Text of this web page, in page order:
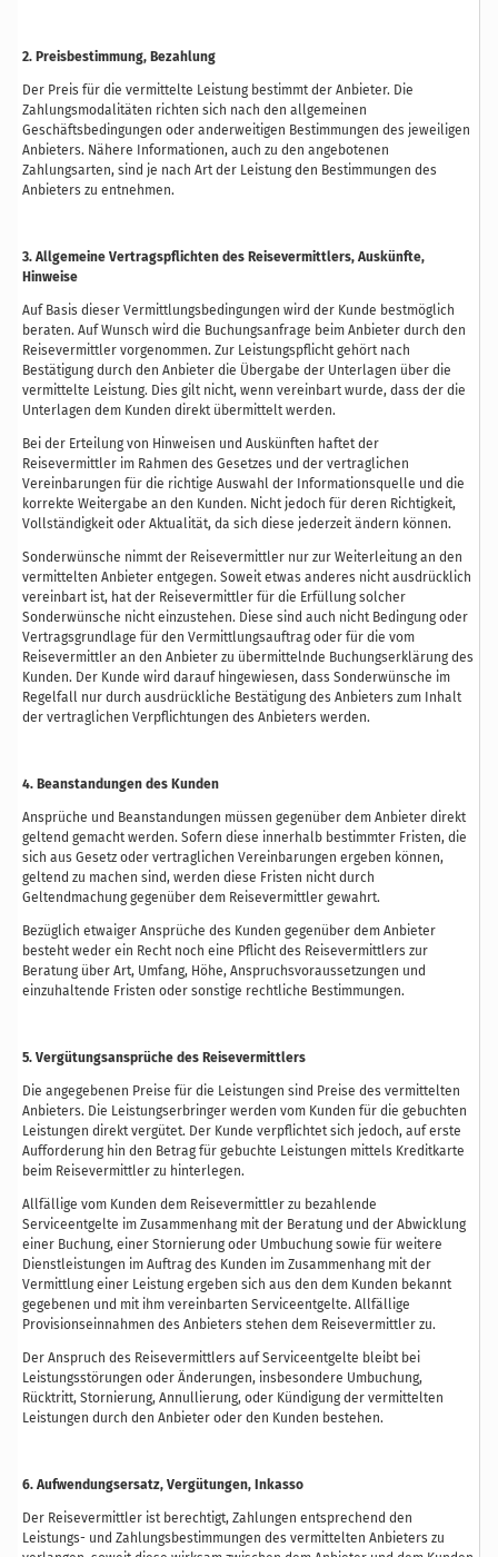
2. Preisbestimmung, Bezahlung
Der Preis für die vermittelte Leistung bestimmt der Anbieter. Die
Zahlungsmodalitäten richten sich nach den allgemeinen
Geschäftsbedingungen oder anderweitigen Bestimmungen des jeweiligen
Anbieters. Nähere Informationen, auch zu den angebotenen
Zahlungsarten, sind je nach Art der Leistung den Bestimmungen des
Anbieters zu entnehmen.
3. Allgemeine Vertragspflichten des Reisevermittlers, Auskünfte,
Hinweise
Auf Basis dieser Vermittlungsbedingungen wird der Kunde bestmöglich
beraten. Auf Wunsch wird die Buchungsanfrage beim Anbieter durch den
Reisevermittler vorgenommen. Zur Leistungspflicht gehört nach
Bestätigung durch den Anbieter die Übergabe der Unterlagen über die
vermittelte Leistung. Dies gilt nicht, wenn vereinbart wurde, dass der die
Unterlagen dem Kunden direkt übermittelt werden.
Bei der Erteilung von Hinweisen und Auskünften haftet der
Reisevermittler im Rahmen des Gesetzes und der vertraglichen
Vereinbarungen für die richtige Auswahl der Informationsquelle und die
korrekte Weitergabe an den Kunden. Nicht jedoch für deren Richtigkeit,
Vollständigkeit oder Aktualität, da sich diese jederzeit ändern können.
Sonderwünsche nimmt der Reisevermittler nur zur Weiterleitung an den
vermittelten Anbieter entgegen. Soweit etwas anderes nicht ausdrücklich
vereinbart ist, hat der Reisevermittler für die Erfüllung solcher
Sonderwünsche nicht einzustehen. Diese sind auch nicht Bedingung oder
Vertragsgrundlage für den Vermittlungsauftrag oder für die vom
Reisevermittler an den Anbieter zu übermittelnde Buchungserklärung des
Kunden. Der Kunde wird darauf hingewiesen, dass Sonderwünsche im
Regelfall nur durch ausdrückliche Bestätigung des Anbieters zum Inhalt
der vertraglichen Verpflichtungen des Anbieters werden.
4. Beanstandungen des Kunden
Ansprüche und Beanstandungen müssen gegenüber dem Anbieter direkt
geltend gemacht werden. Sofern diese innerhalb bestimmter Fristen, die
sich aus Gesetz oder vertraglichen Vereinbarungen ergeben können,
geltend zu machen sind, werden diese Fristen nicht durch
Geltendmachung gegenüber dem Reisevermittler gewahrt.
Bezüglich etwaiger Ansprüche des Kunden gegenüber dem Anbieter
besteht weder ein Recht noch eine Pflicht des Reisevermittlers zur
Beratung über Art, Umfang, Höhe, Anspruchsvoraussetzungen und
einzuhaltende Fristen oder sonstige rechtliche Bestimmungen.
5. Vergütungsansprüche des Reisevermittlers
Die angegebenen Preise für die Leistungen sind Preise des vermittelten
Anbieters. Die Leistungserbringer werden vom Kunden für die gebuchten
Leistungen direkt vergütet. Der Kunde verpflichtet sich jedoch, auf erste
Aufforderung hin den Betrag für gebuchte Leistungen mittels Kreditkarte
beim Reisevermittler zu hinterlegen.
Allfällige vom Kunden dem Reisevermittler zu bezahlende
Serviceentgelte im Zusammenhang mit der Beratung und der Abwicklung
einer Buchung, einer Stornierung oder Umbuchung sowie für weitere
Dienstleistungen im Auftrag des Kunden im Zusammenhang mit der
Vermittlung einer Leistung ergeben sich aus den dem Kunden bekannt
gegebenen und mit ihm vereinbarten Serviceentgelte. Allfällige
Provisionseinnahmen des Anbieters stehen dem Reisevermittler zu.
Der Anspruch des Reisevermittlers auf Serviceentgelte bleibt bei
Leistungsstörungen oder Änderungen, insbesondere Umbuchung,
Rücktritt, Stornierung, Annullierung, oder Kündigung der vermittelten
Leistungen durch den Anbieter oder den Kunden bestehen.
6. Aufwendungsersatz, Vergütungen, Inkasso
Der Reisevermittler ist berechtigt, Zahlungen entsprechend den
Leistungs- und Zahlungsbestimmungen des vermittelten Anbieters zu